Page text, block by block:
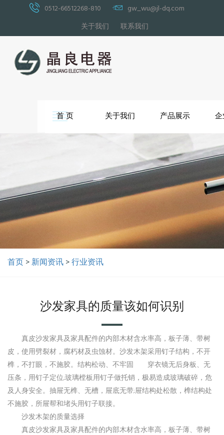
0512-66512268-810
gw_wu@jl-dq.com
关于我们
联系我们
首 页 关于我们 产品展示
沙发功能架
沙发连接件
其他
首页>新闻资讯>行业资讯
沙发家具的质量该如何识别
真皮沙发家具及家具配件的内部木材含水率高，板子薄、带树
皮，使用劈裂材，腐朽材及虫蚀材。沙发木架采用钉子结构，不开
榫，不打眼，不施胶。结构松动、不牢固 穿衣镜无后身板、无
压条，用钉子定位;玻璃樘板用钉子做托销，极易造成玻璃破碎，危
及人身安全。抽屉无榫、无槽，屉底无带;屉结构处松散，榫结构处
不施胶，所屉帮和堵头用钉子联接。
沙发木架的质量选择
真皮沙发家具及家具配件的内部木材含水率高，板子薄、带树